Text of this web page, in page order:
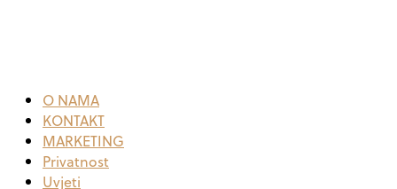
O NAMA
KONTAKT
MARKETING
Privatnost
Uvjeti